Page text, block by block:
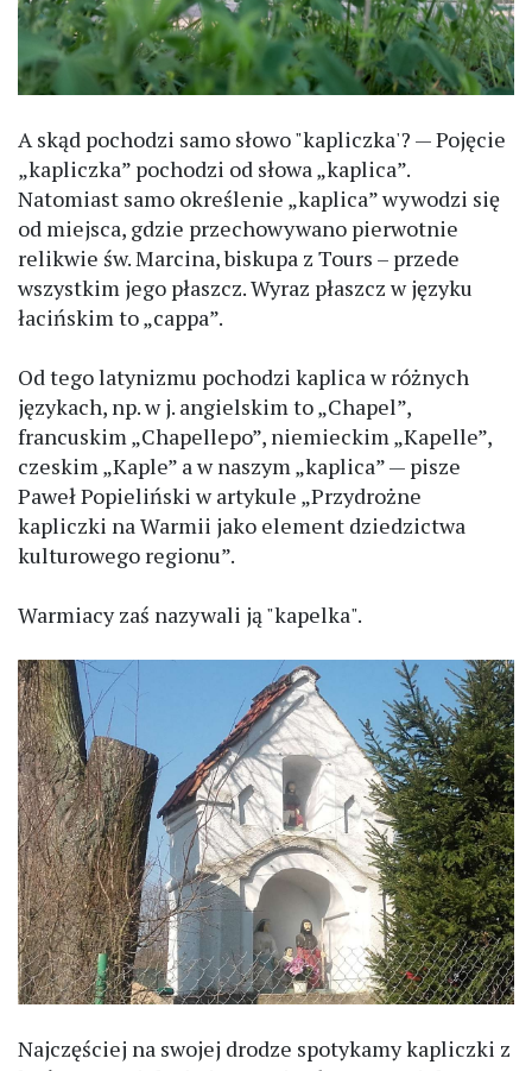
A skąd pochodzi samo słowo "kapliczka'? — Pojęcie
„kapliczka” pochodzi od słowa „kaplica”.
Natomiast samo określenie „kaplica” wywodzi się
od miejsca, gdzie przechowywano pierwotnie
relikwie św. Marcina, biskupa z Tours – przede
wszystkim jego płaszcz. Wyraz płaszcz w języku
łacińskim to „cappa”.
Od tego latynizmu pochodzi kaplica w różnych
językach, np. w j. angielskim to „Chapel”,
francuskim „Chapellepo”, niemieckim „Kapelle”,
czeskim „Kaple” a w naszym „kaplica” — pisze
Paweł Popieliński w artykule „Przydrożne
kapliczki na Warmii jako element dziedzictwa
kulturowego regionu”.
Warmiacy zaś nazywali ją "kapelka".
Najczęściej na swojej drodze spotykamy kapliczki z